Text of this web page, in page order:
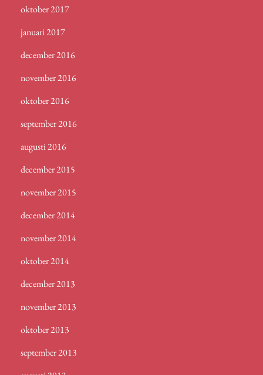
oktober 2017
januari 2017
december 2016
november 2016
oktober 2016
september 2016
augusti 2016
december 2015
november 2015
december 2014
november 2014
oktober 2014
december 2013
november 2013
oktober 2013
september 2013